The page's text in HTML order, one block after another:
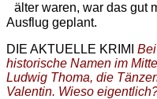
älter waren, war das gut
Ausflug geplant.
DIE AKTUELLE KRIMI
historische Namen im
Ludwig Thoma, die
Valentin. Wieso